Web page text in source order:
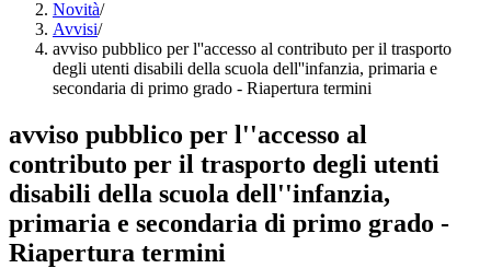
Novità/
Avvisi/
avviso pubblico per l''accesso al contributo per il trasporto
degli utenti disabili della scuola dell''infanzia, primaria e
secondaria di primo grado - Riapertura termini
avviso pubblico per l''accesso al
contributo per il trasporto degli utenti
disabili della scuola dell''infanzia,
primaria e secondaria di primo grado -
Riapertura termini